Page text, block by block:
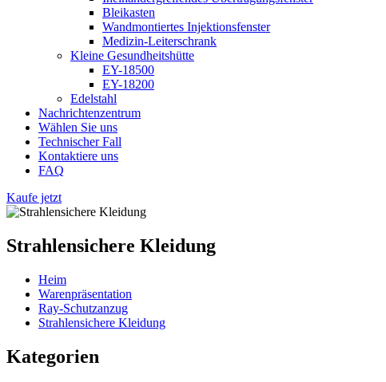
Bleikasten
Wandmontiertes Injektionsfenster
Medizin-Leiterschrank
Kleine Gesundheitshütte
EY-18500
EY-18200
Edelstahl
Nachrichtenzentrum
Wählen Sie uns
Technischer Fall
Kontaktiere uns
FAQ
Kaufe jetzt
Strahlensichere Kleidung
Heim
Warenpräsentation
Ray-Schutzanzug
Strahlensichere Kleidung
Kategorien